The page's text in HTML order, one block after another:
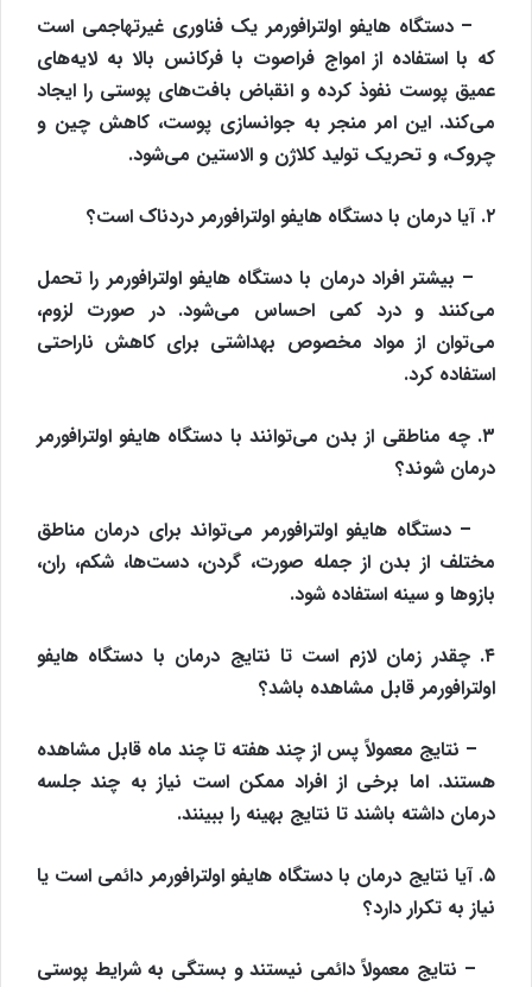
– دستگاه هایفو اولترافورمر یک فناوری غیرتهاجمی است
که با استفاده از امواج فراصوت با فرکانس بالا به لایه‌های
عمیق پوست نفوذ کرده و انقباض بافت‌های پوستی را ایجاد
می‌کند. این امر منجر به جوانسازی پوست، کاهش چین و
چروک، و تحریک تولید کلاژن و الاستین می‌شود.
۲. آیا درمان با دستگاه هایفو اولترافورمر دردناک است؟
– بیشتر افراد درمان با دستگاه هایفو اولترافورمر را تحمل
می‌کنند و درد کمی احساس می‌شود. در صورت لزوم،
می‌توان از مواد مخصوص بهداشتی برای کاهش ناراحتی
استفاده کرد.
۳. چه مناطقی از بدن می‌توانند با دستگاه هایفو اولترافورمر
درمان شوند؟
– دستگاه هایفو اولترافورمر می‌تواند برای درمان مناطق
مختلف از بدن از جمله صورت، گردن، دست‌ها، شکم، ران،
بازوها و سینه استفاده شود.
۴. چقدر زمان لازم است تا نتایج درمان با دستگاه هایفو
اولترافورمر قابل مشاهده باشد؟
– نتایج معمولاً پس از چند هفته تا چند ماه قابل مشاهده
هستند. اما برخی از افراد ممکن است نیاز به چند جلسه
درمان داشته باشند تا نتایج بهینه را ببینند.
۵. آیا نتایج درمان با دستگاه هایفو اولترافورمر دائمی است یا
نیاز به تکرار دارد؟
– نتایج معمولاً دائمی نیستند و بستگی به شرایط پوستی